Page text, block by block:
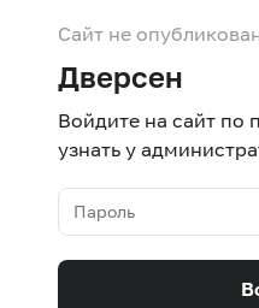
Сайт не
Дверсен
Войдите на сайт по
узнать у